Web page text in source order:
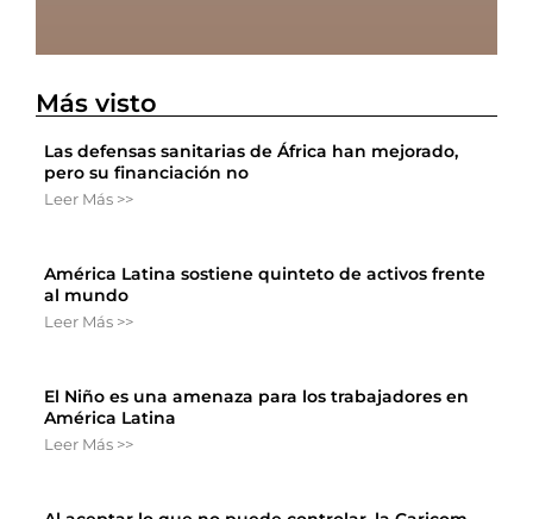
Más visto
Las defensas sanitarias de África han mejorado,
pero su financiación no
Leer Más >>
América Latina sostiene quinteto de activos frente
al mundo
Leer Más >>
El Niño es una amenaza para los trabajadores en
América Latina
Leer Más >>